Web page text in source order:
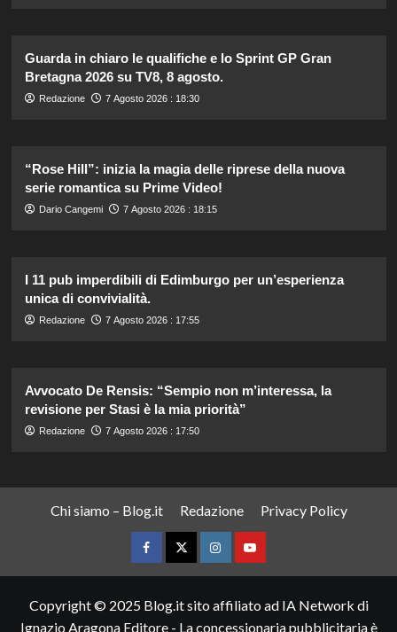
Guarda in chiaro le qualifiche e lo Sprint GP Gran
Bretagna 2026 su TV8, 8 agosto.
Redazione 7 Agosto 2026 : 18:30
“Rose Hill”: inizia la magia delle riprese della nuova
serie romantica su Prime Video!
Dario Cangemi 7 Agosto 2026 : 18:15
I 11 pub imperdibili di Edimburgo per un’esperienza
unica di convivialità.
Redazione 7 Agosto 2026 : 17:55
Avvocato De Rensis: “Sempio non m’interessa, la
revisione per Stasi è la mia priorità”
Redazione 7 Agosto 2026 : 17:50
Chi siamo – Blog.it Redazione Privacy Policy
FacebookTwitterInstagramYouTube
Copyright © 2025 Blog.it sito affiliato ad IA Network di
Ignazio Aragona Editore - La concessionaria pubblicitaria è